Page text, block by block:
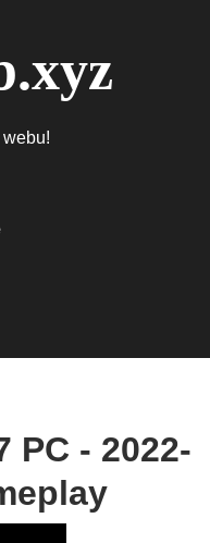
PC - 2022-